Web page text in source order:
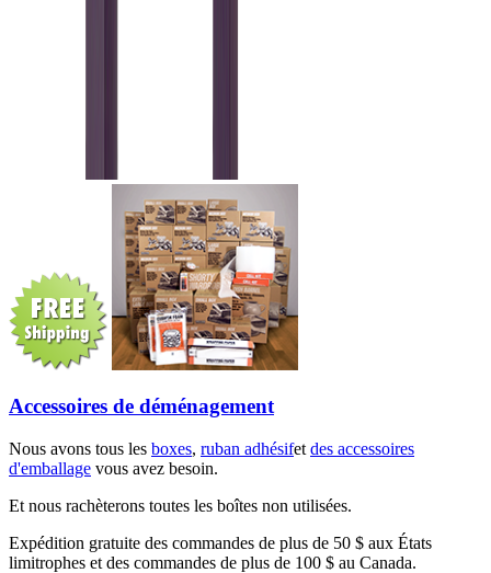
Accessoires de déménagement
Nous avons tous les boxes, ruban adhésifet des accessoires
d'emballage vous avez besoin.
Et nous rachèterons toutes les boîtes non utilisées.
Expédition gratuite des commandes de plus de 50 $ aux États
limitrophes et des commandes de plus de 100 $ au Canada.